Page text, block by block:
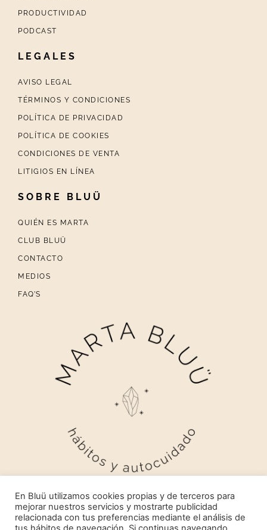
PRODUCTIVIDAD
PODCAST
LEGALES
AVISO LEGAL
TÉRMINOS Y CONDICIONES
POLÍTICA DE PRIVACIDAD
POLÍTICA DE COOKIES
CONDICIONES DE VENTA
LITIGIOS EN LÍNEA
SOBRE BLUÜ
QUIÉN ES MARTA
CLUB BLUÜ
CONTACTO
MEDIOS
FAQ’S
En Bluü utilizamos cookies propias y de terceros para
mejorar nuestros servicios y mostrarte publicidad
relacionada con tus preferencias mediante el análisis de